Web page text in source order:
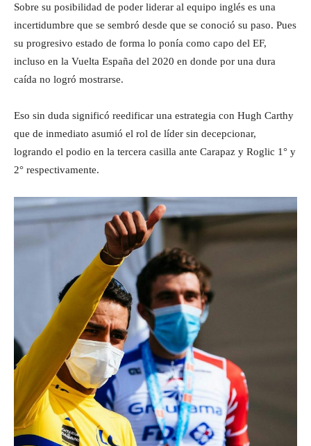
Sobre su posibilidad de poder liderar al equipo inglés es una
incertidumbre que se sembró desde que se conoció su paso. Pues
su progresivo estado de forma lo ponía como capo del EF,
incluso en la Vuelta España del 2020 en donde por una dura
caída no logró mostrarse.
Eso sin duda significó reedificar una estrategia con Hugh Carthy
que de inmediato asumió el rol de líder sin decepcionar,
logrando el podio en la tercera casilla ante Carapaz y Roglic 1° y
2° respectivamente.